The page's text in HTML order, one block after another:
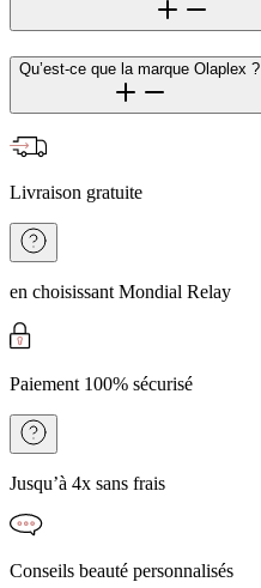
Qu’est-ce que la marque Olaplex ?
Livraison gratuite
en choisissant Mondial Relay
Paiement 100% sécurisé
Jusqu’à 4x sans frais
Conseils beauté personnalisés